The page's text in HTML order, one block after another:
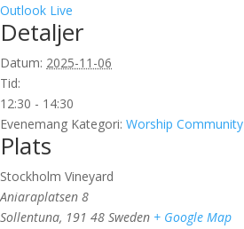
Outlook Live
Detaljer
Datum: 2025-11-06
Tid:
12:30 - 14:30
Evenemang Kategori: Worship Community
Plats
Stockholm Vineyard
Aniaraplatsen 8
Sollentuna, 191 48 Sweden + Google Map